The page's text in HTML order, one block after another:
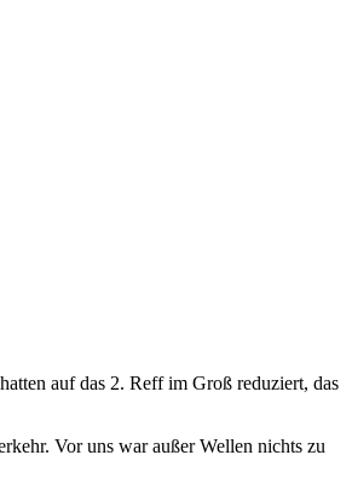
auf das 2. Reff im Groß reduziert, das
Vor uns war außer Wellen nichts zu